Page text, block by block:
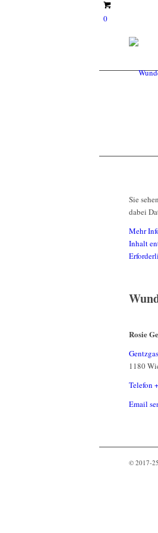
0
Sie
dabei
Mehr
Inhalt
Rosie
1180
Telefon
Email
© 2017-